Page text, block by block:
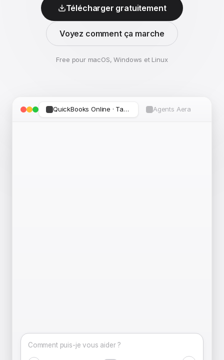
Télécharger gratuitement
Voyez comment ça marche
Free pour macOS, Windows et Linux
QuickBooks Online · Tableau de bord Agents Aera
Comment puis-je vous aider ?